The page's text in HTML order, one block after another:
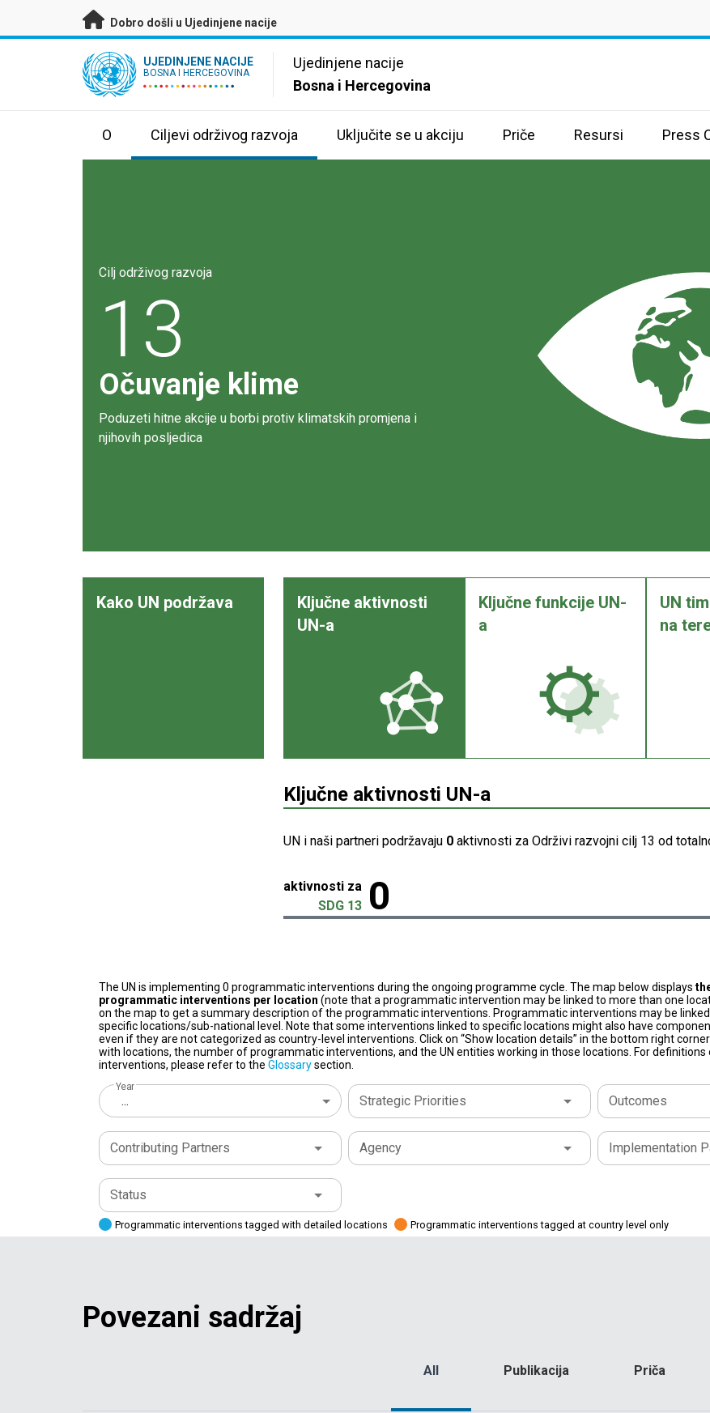
Preskoči na glavni sadržaj
Dobro došli u Ujedinjene nacije
UN Logo UJEDINJENE NACIJE
BOSNA I HERCEGOVINA
Ujedinjene nacije
Bosna i Hercegovina
O Ciljevi održivog razvoja Uključite se u akciju Priče Resursi Press
Cilj održivog razvoja
13
Očuvanje klime
Poduzeti hitne akcije u borbi protiv klimatskih promjena i
njihovih posljedica
Kako UN podržava
Ključne aktivnosti
UN-a
Ključne funkcije UN-
a
UN
na
Ključne aktivnosti UN-a
UN i naši partneri podržavaju 0 aktivnosti za Održivi razvojni cilj 13 od
aktivnosti za
SDG 13 0
The UN is implementing 0 programmatic interventions during the ongoing programme cycle. The map below displays
programmatic interventions per location (note that a programmatic intervention may be linked to more than one
on the map to get a summary description of the programmatic interventions. Programmatic interventions may be
specific locations/sub-national level. Note that some interventions linked to specific locations might also have
even if they are not categorized as country-level interventions. Click on “Show location details” in the bottom right
with locations, the number of programmatic interventions, and the UN entities working in those locations. For
interventions, please refer to the Glossarysection.
Year
... Strategic Priorities Outcomes
Contributing Partners Agency Implementation
Status
Programmatic interventions tagged with detailed locations Programmatic interventions tagged at country level only
Povezani sadržaj
All Publikacija Priča